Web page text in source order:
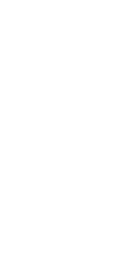
フレンドリーな
には、これが最適な方